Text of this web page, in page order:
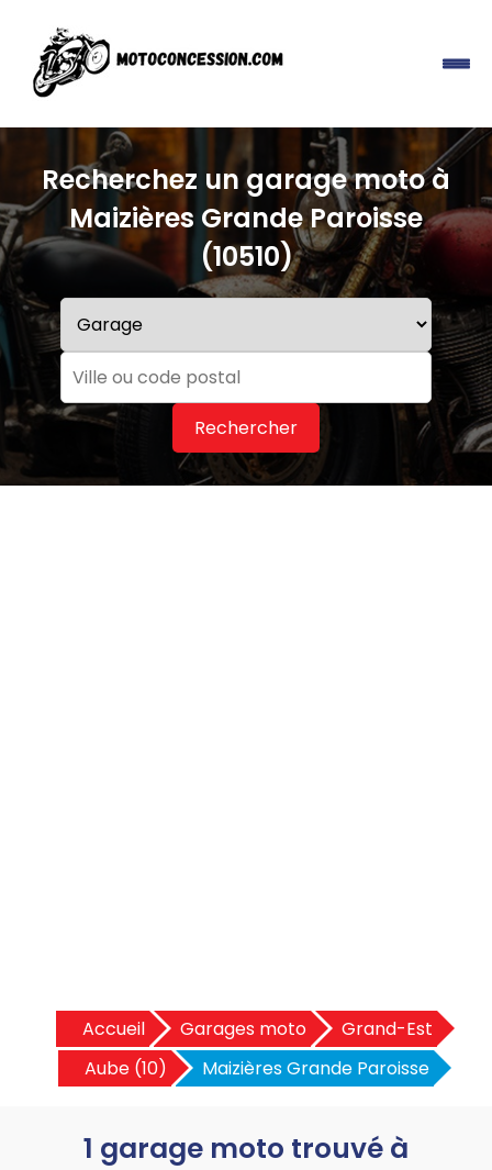
Recherchez un garage moto à
Maizières Grande Paroisse
(10510)
Rechercher
Accueil Garages moto
Grand-Est
Aube (10)
Maizières Grande Paroisse
1 garage moto trouvé à